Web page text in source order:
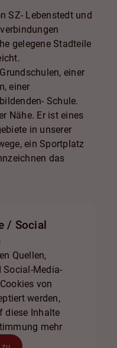
SZ- Lebenstedt und
gelegene Stadteile
einer
einer
Schule.
Nähe. Er ist eines
in unserer
ein Sportplatz
das
/ Social
Quellen,
Media-
von
werden,
diese Inhalte
mehr